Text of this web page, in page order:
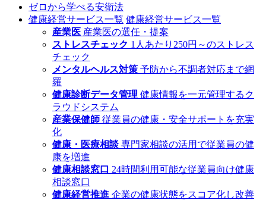
ゼロから学べる安衛法
健康経営サービス一覧 健康経営サービス一覧
産業医 産業医の選任・提案
ストレスチェック 1人あたり250円～のストレス
チェック
メンタルヘルス対策 予防から不調者対応まで網
羅
健康診断データ管理 健康情報を一元管理するク
ラウドシステム
産業保健師 従業員の健康・安全サポートを充実
化
健康・医療相談 専門家相談の活用で従業員の健
康を増進
健康相談窓口 24時間利用可能な従業員向け健康
相談窓口
健康経営推進 企業の健康状態をスコア化し改善